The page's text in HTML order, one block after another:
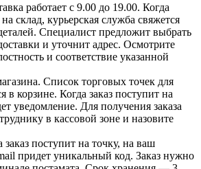
работает с 9.00 до 19.00. Когда
склад, курьерская служба свяжется
Специалист предложит выбрать
и уточнит адрес. Осмотрите
и соответствие указанной
Список торговых точек для
в корзине. Когда заказ поступит на
уведомление. Для получения заказа
в кассовой зоне и назовите
заказ поступит на точку, на ваш
придет уникальный код. Заказ нужно